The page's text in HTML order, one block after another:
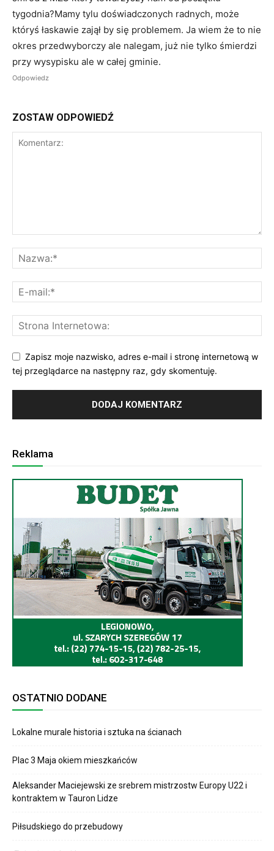
tygodnia?Mamy tylu doświadczonych radnych, może
któryś łaskawie zajął by się problemem. Ja wiem że to nie
okres przedwyborczy ale nalegam, już nie tylko śmierdzi
przy wysypisku ale w całej gminie.
Odpowiedz
ZOSTAW ODPOWIEDŹ
Zapisz moje nazwisko, adres e-mail i stronę internetową w
tej przeglądarce na następny raz, gdy skomentuję.
Reklama
OSTATNIO DODANE
Lokalne murale historia i sztuka na ścianach
Plac 3 Maja okiem mieszkańców
Aleksander Maciejewski ze srebrem mistrzostw Europy U22 i
kontraktem w Tauron Lidze
Piłsudskiego do przebudowy